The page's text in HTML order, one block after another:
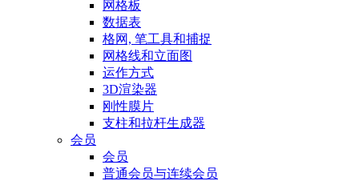
网格板
数据表
格网, 笔工具和捕捉
网格线和立面图
运作方式
3D渲染器
刚性膜片
支柱和拉杆生成器
会员
会员
普通会员与连续会员